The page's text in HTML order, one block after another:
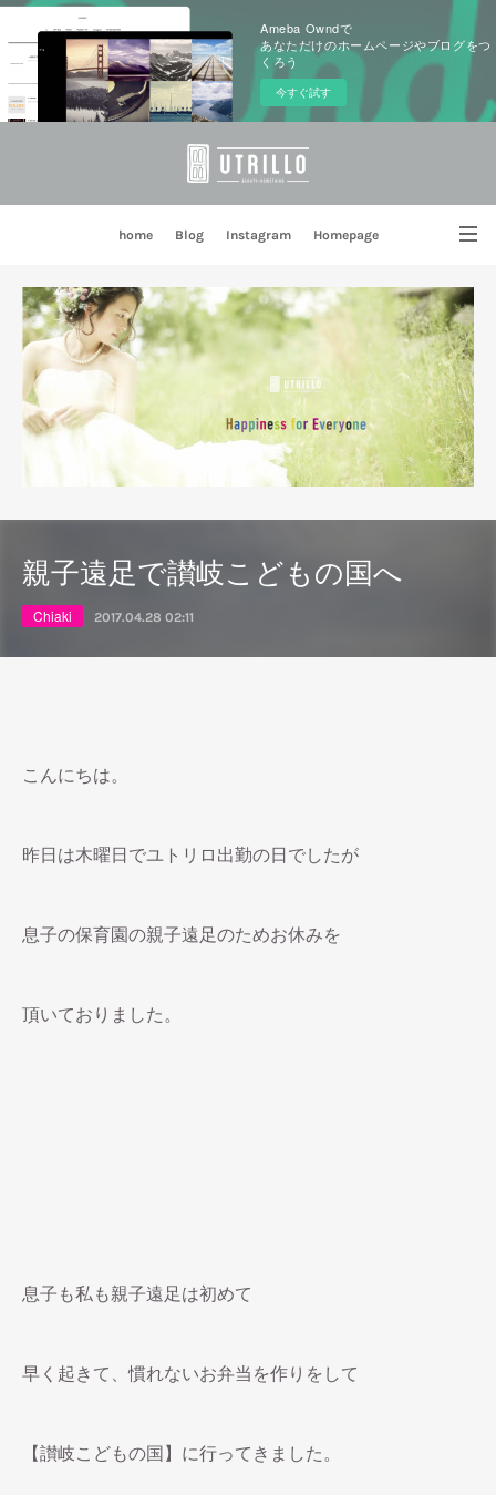
Ameba Owndで
あなただけのホームページやブログをつ
くろう
今すぐ試す
home Blog Instagram Homepage
姉妹店 PORTE BLEUE
親子遠足で讃岐こどもの国へ
Chiaki 2017.04.28 02:11
こんにちは。
昨日は木曜日でユトリロ出勤の日でしたが
息子の保育園の親子遠足のためお休みを
頂いておりました。
息子も私も親子遠足は初めて
早く起きて、慣れないお弁当を作りをして
【讃岐こどもの国】に行ってきました。